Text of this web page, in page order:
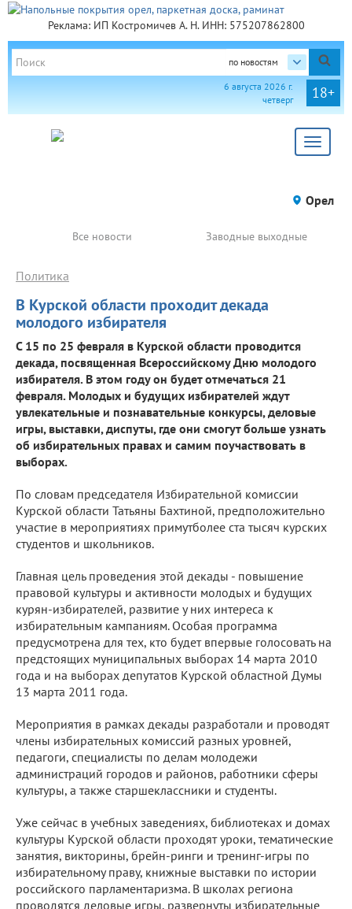
Реклама: ИП Костромичев А. Н. ИНН: 575207862800
по новостям
18+
6 августа 2026 г.
четверг
Toggle
Орел
Все новости Заводные выходные
В Курской области проходит декада
молодого избирателя
Политика
С 15 по 25 февраля в Курской области проводится
декада, посвященная Всероссийскому Дню молодого
избирателя. В этом году он будет отмечаться 21
февраля. Молодых и будущих избирателей ждут
увлекательные и познавательные конкурсы, деловые
игры, выставки, диспуты, где они смогут больше узнать
об избирательных правах и самим поучаствовать в
выборах.
По словам председателя Избирательной комиссии
Курской области Татьяны Бахтиной, предположительно
участие в мероприятиях примутболее ста тысяч курских
студентов и школьников.
Главная цель проведения этой декады - повышение
правовой культуры и активности молодых и будущих
курян-избирателей, развитие у них интереса к
избирательным кампаниям. Особая программа
предусмотрена для тех, кто будет впервые голосовать на
предстоящих муниципальных выборах 14 марта 2010
года и на выборах депутатов Курской областной Думы
13 марта 2011 года.
Мероприятия в рамках декады разработали и проводят
члены избирательных комиссий разных уровней,
педагоги, специалисты по делам молодежи
администраций городов и районов, работники сферы
культуры, а также старшеклассники и студенты.
Уже сейчас в учебных заведениях, библиотеках и домах
культуры Курской области проходят уроки, тематические
занятия, викторины, брейн-ринги и тренинг-игры по
избирательному праву, книжные выставки по истории
российского парламентаризма. В школах региона
проводятся деловые игры, развернуты избирательные